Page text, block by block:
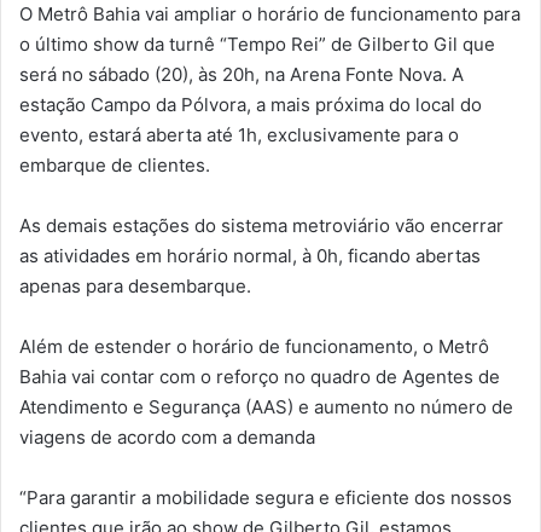
O Metrô Bahia vai ampliar o horário de funcionamento para
o último show da turnê “Tempo Rei” de Gilberto Gil que
será no sábado (20), às 20h, na Arena Fonte Nova. A
estação Campo da Pólvora, a mais próxima do local do
evento, estará aberta até 1h, exclusivamente para o
embarque de clientes.
As demais estações do sistema metroviário vão encerrar
as atividades em horário normal, à 0h, ficando abertas
apenas para desembarque.
Além de estender o horário de funcionamento, o Metrô
Bahia vai contar com o reforço no quadro de Agentes de
Atendimento e Segurança (AAS) e aumento no número de
viagens de acordo com a demanda
“Para garantir a mobilidade segura e eficiente dos nossos